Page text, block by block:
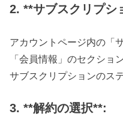
2. **サブスクリプシ
アカウントページ内の「
「会員情報」のセクショ
サブスクリプションのス
3. **解約の選択**: